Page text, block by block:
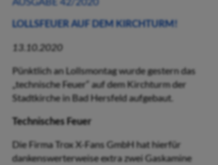
LOLLSFEUER AUF DEM KIRCHTURM!
13.10.2020
Pünktlich an Lollsmontag wurde gestern das
„technische Feuer“ auf dem Kirchturm der
Stadtkirche in Bad Hersfeld aufgebaut.
Technisches Feuer
Die Firma Trox X-Fans GmbH hat hierfür
dankenswerterweise extra zwei Gaskamine